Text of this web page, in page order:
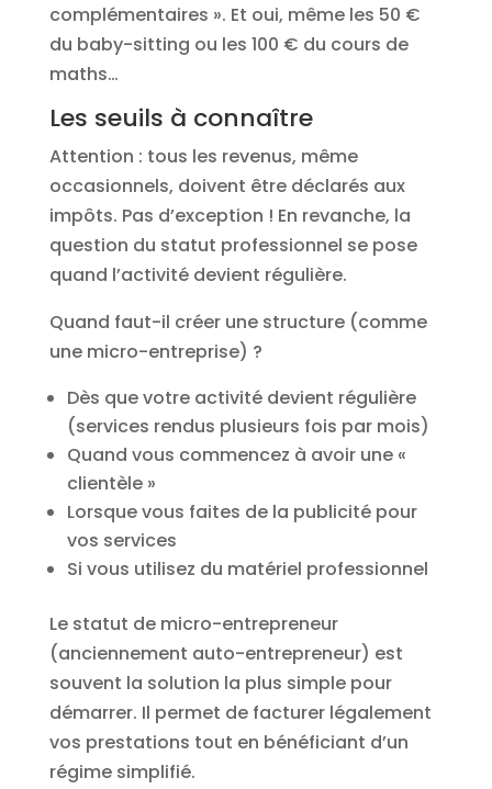
complémentaires ». Et oui, même les 50 €
du baby-sitting ou les 100 € du cours de
maths…
Les seuils à connaître
Attention : tous les revenus, même
occasionnels, doivent être déclarés aux
impôts. Pas d’exception ! En revanche, la
question du statut professionnel se pose
quand l’activité devient régulière.
Quand faut-il créer une structure (comme
une micro-entreprise) ?
Dès que votre activité devient régulière
(services rendus plusieurs fois par mois)
Quand vous commencez à avoir une «
clientèle »
Lorsque vous faites de la publicité pour
vos services
Si vous utilisez du matériel professionnel
Le statut de micro-entrepreneur
(anciennement auto-entrepreneur) est
souvent la solution la plus simple pour
démarrer. Il permet de facturer légalement
vos prestations tout en bénéficiant d’un
régime simplifié.